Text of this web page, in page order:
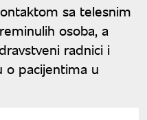
sa telesnim
osoba, a
radnici i
o pacijentima u